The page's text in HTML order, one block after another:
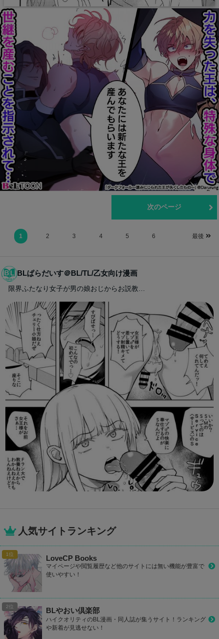
次のページ
1 2 3 4 5 6 最後
BLぱらだいす＠BL/TL/乙女向け漫画
限界ふたなり女子が男の娘おじからお説教…
人気サイトランキング
LoveCP Books
マイページや閲覧履歴など他のサイトには無い機能が豊富で
使いやすい！
BLやおい倶楽部
ハイクオリティのBL漫画・同人誌が集うサイト！ランキング
や新着が見逃せない！